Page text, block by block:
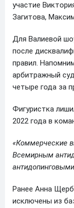
участие
Загитова,
Для Валиевой
после
правил.
арбитражный
четыре года за
Фигуристка
2022 года в
«Коммерческие
Всемирным
Ранее Анна
исключены из